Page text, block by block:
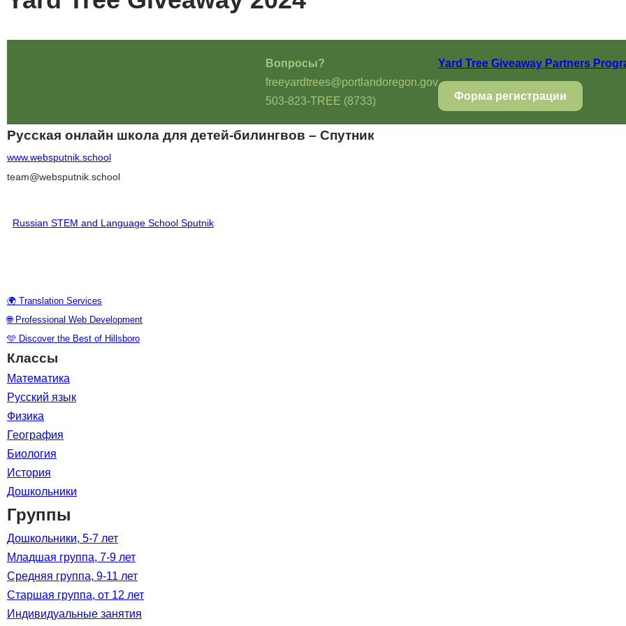
Вопросы?
freeyardtrees@portlandoregon.gov
503-823-TREE (8733)
Yard Tree Giveaway Partners
Форма регистрации
Русская онлайн школа для детей-билингвов – Спутник
www.websputnik.school
team@websputnik.school
Russian STEM and Language School Sputnik
🌍 Translation Services
🌐 Professional Web Development
🩵 Discover the Best of Hillsboro
Классы
Математика
Русский язык
Физика
География
Биология
История
Дошкольники
Группы
Дошкольники, 5-7 лет
Младшая группа, 7-9 лет
Средняя группа, 9-11 лет
Старшая группа, от 12 лет
Индивидуальные занятия